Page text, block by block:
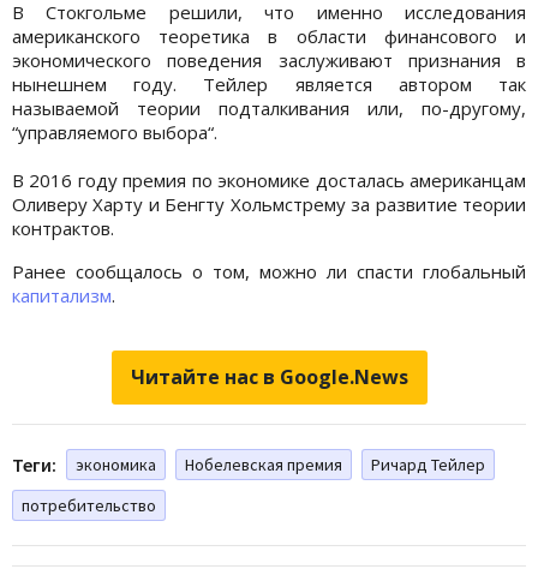
В Стокгольме решили, что именно исследования
американского теоретика в области финансового и
экономического поведения заслуживают признания в
нынешнем году. Тейлер является автором так
называемой теории подталкивания или, по-другому,
“управляемого выбора“.
В 2016 году премия по экономике досталась американцам
Оливеру Харту и Бенгту Хольмстрему за развитие теории
контрактов.
Ранее сообщалось о том, можно ли спасти глобальный
капитализм.
Читайте нас в Google.News
Теги: экономика Нобелевская премия
Ричард Тейлер
потребительство